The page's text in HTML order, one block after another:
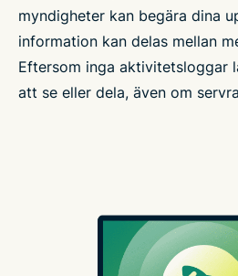
myndigheter kan begära dina
information kan delas mellan
Eftersom inga aktivitetsloggar
att se eller dela, även om